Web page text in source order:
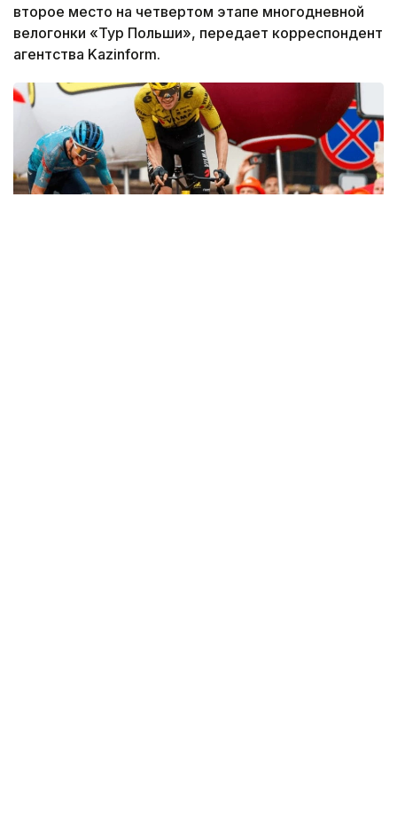
второе место на четвертом этапе многодневной
велогонки «Тур Польши», передает корреспондент
агентства Kazinform.